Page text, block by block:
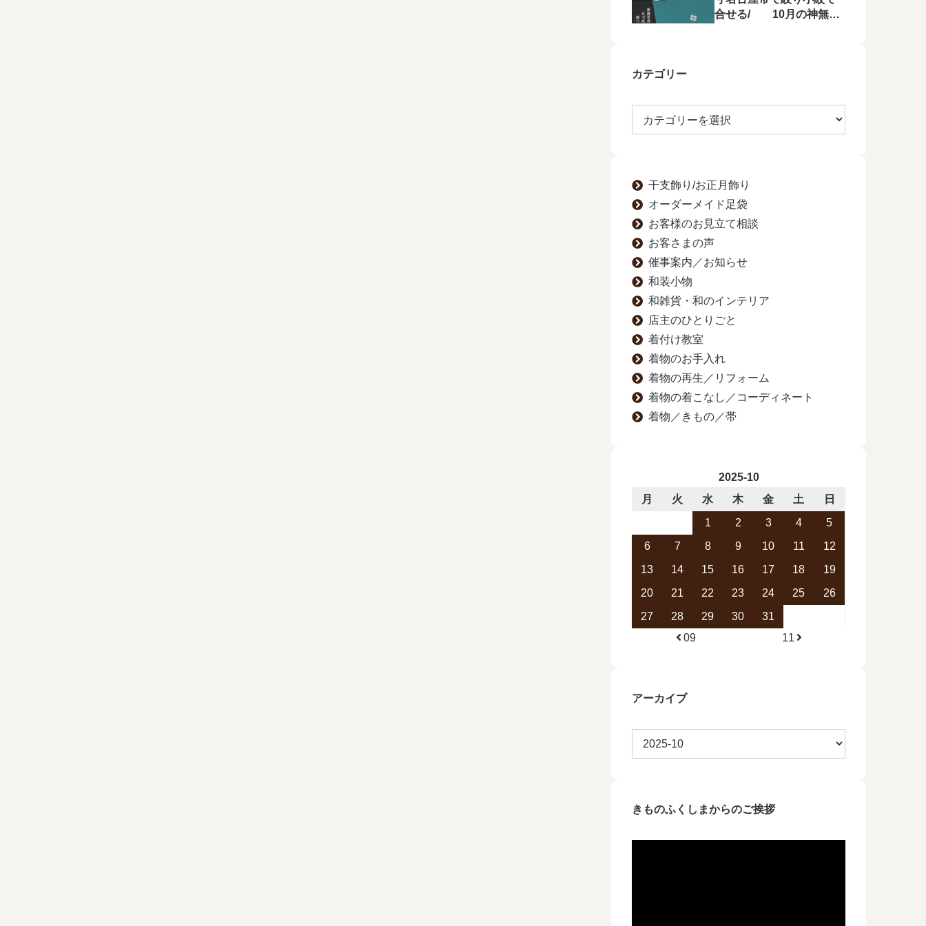
合せる/ 10月の神無月
カテゴリー
干支飾り/お正月飾り
オーダーメイド足袋
お客様のお見立て相談
お客さまの声
催事案内／お知らせ
和装小物
和雑貨・和のインテリア
店主のひとりごと
着付け教室
着物のお手入れ
着物の再生／リフォーム
着物の着こなし／コーディネート
着物／きもの／帯
2025-10
月
火 水 木 金 土
日
1
2 3 4
5
6
7 8 9 10 11
12
13
14 15 16 17 18
19
20
21 22 23 24 25
26
27
28 29 30
31
09
11
アーカイブ
きものふくしまからのご挨拶